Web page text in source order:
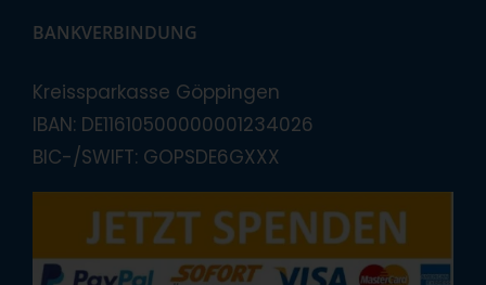
BANKVERBINDUNG
Kreissparkasse Göppingen
IBAN: DE11610500000001234026
BIC-/SWIFT: GOPSDE6GXXX